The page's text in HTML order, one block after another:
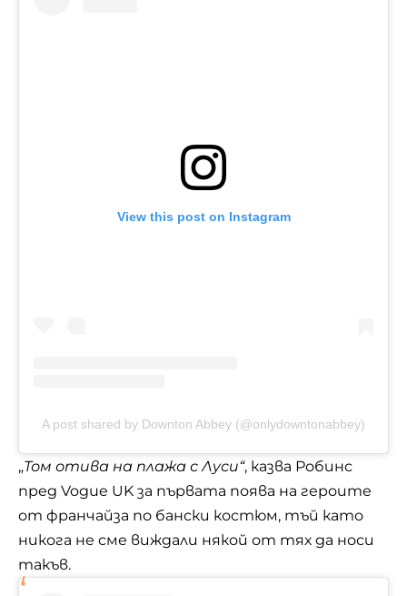
View this post on Instagram
A post shared by Downton Abbey (@onlydowntonabbey)
„Том отива на плажа с Луси“, казва Робинс
пред Vogue UK за първата поява на героите
от франчайза по бански костюм, тъй като
никога не сме виждали някой от тях да носи
такъв.